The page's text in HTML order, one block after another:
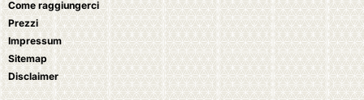
Come raggiungerci
Prezzi
Impressum
Sitemap
Disclaimer